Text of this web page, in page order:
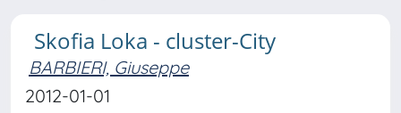
Skofia Loka - cluster-City
BARBIERI, Giuseppe
2012-01-01